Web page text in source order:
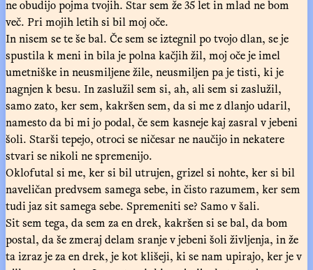
ne obudijo pojma tvojih. Star sem že 35 let in mlad ne bom
več. Pri mojih letih si bil moj oče.
In nisem se te še bal. Če sem se iztegnil po tvojo dlan, se je
spustila k meni in bila je polna kačjih žil, moj oče je imel
umetniške in neusmiljene žile, neusmiljen pa je tisti, ki je
nagnjen k besu. In zaslužil sem si, ah, ali sem si zaslužil,
samo zato, ker sem, kakršen sem, da si me z dlanjo udaril,
namesto da bi mi jo podal, če sem kasneje kaj zasral v jebeni
šoli. Starši tepejo, otroci se ničesar ne naučijo in nekatere
stvari se nikoli ne spremenijo.
Oklofutal si me, ker si bil utrujen, grizel si nohte, ker si bil
naveličan predvsem samega sebe, in čisto razumem, ker sem
tudi jaz sit samega sebe. Spremeniti se? Samo v šali.
Sit sem tega, da sem za en drek, kakršen si se bal, da bom
postal, da še zmeraj delam sranje v jebeni šoli življenja, in že
ta izraz je za en drek, je kot klišeji, ki se nam upirajo, ker je v